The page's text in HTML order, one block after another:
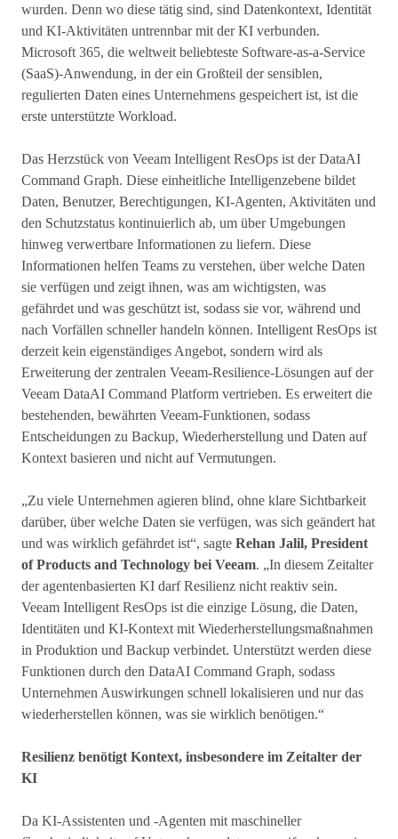
wurden. Denn wo diese tätig sind, sind Datenkontext, Identität
und KI-Aktivitäten untrennbar mit der KI verbunden.
Microsoft 365, die weltweit beliebteste Software-as-a-Service
(SaaS)-Anwendung, in der ein Großteil der sensiblen,
regulierten Daten eines Unternehmens gespeichert ist, ist die
erste unterstützte Workload.
Das Herzstück von Veeam Intelligent ResOps ist der DataAI
Command Graph. Diese einheitliche Intelligenzebene bildet
Daten, Benutzer, Berechtigungen, KI-Agenten, Aktivitäten und
den Schutzstatus kontinuierlich ab, um über Umgebungen
hinweg verwertbare Informationen zu liefern. Diese
Informationen helfen Teams zu verstehen, über welche Daten
sie verfügen und zeigt ihnen, was am wichtigsten, was
gefährdet und was geschützt ist, sodass sie vor, während und
nach Vorfällen schneller handeln können. Intelligent ResOps ist
derzeit kein eigenständiges Angebot, sondern wird als
Erweiterung der zentralen Veeam-Resilience-Lösungen auf der
Veeam DataAI Command Platform vertrieben. Es erweitert die
bestehenden, bewährten Veeam-Funktionen, sodass
Entscheidungen zu Backup, Wiederherstellung und Daten auf
Kontext basieren und nicht auf Vermutungen.
„Zu viele Unternehmen agieren blind, ohne klare Sichtbarkeit
darüber, über welche Daten sie verfügen, was sich geändert hat
und was wirklich gefährdet ist“, sagte Rehan Jalil, President
of Products and Technology bei Veeam. „In diesem Zeitalter
der agentenbasierten KI darf Resilienz nicht reaktiv sein.
Veeam Intelligent ResOps ist die einzige Lösung, die Daten,
Identitäten und KI-Kontext mit Wiederherstellungsmaßnahmen
in Produktion und Backup verbindet. Unterstützt werden diese
Funktionen durch den DataAI Command Graph, sodass
Unternehmen Auswirkungen schnell lokalisieren und nur das
wiederherstellen können, was sie wirklich benötigen.“
Resilienz benötigt Kontext, insbesondere im Zeitalter der
KI
Da KI-Assistenten und -Agenten mit maschineller